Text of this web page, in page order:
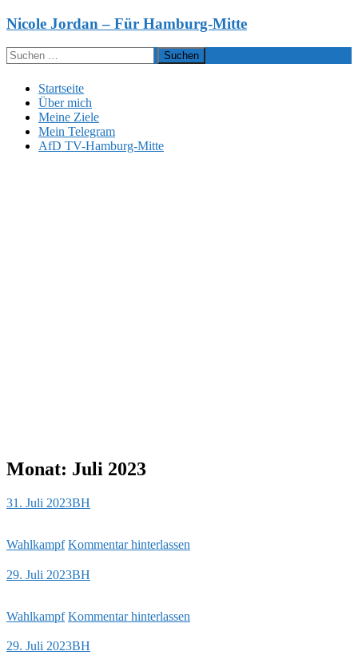
Zum
springen
Nicole Jordan – Für Hamburg-Mitte
Suchen
nach:
Startseite
Über mich
Meine Ziele
Mein Telegram
AfD TV-Hamburg-Mitte
Monat: Juli 2023
31. Juli 2023BH
Wahlkampf Kommentar hinterlassen
29. Juli 2023BH
Wahlkampf Kommentar hinterlassen
29. Juli 2023BH